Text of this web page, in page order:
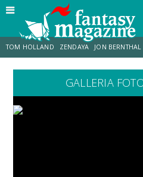
TOM HOLLAND ZENDAYA JON BERNTHAL
LUCCA COMICS & GAMES
GALLERIA